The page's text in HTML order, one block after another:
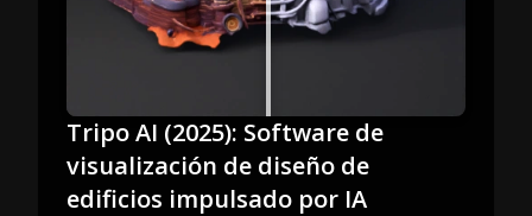
Tripo AI (2025): Software de
visualización de diseño de
edificios impulsado por IA